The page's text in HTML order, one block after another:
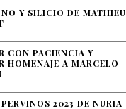
Y SILICIO DE MATHIEU
CON PACIENCIA Y
HOMENAJE A MARCELO
2023 DE NURIA